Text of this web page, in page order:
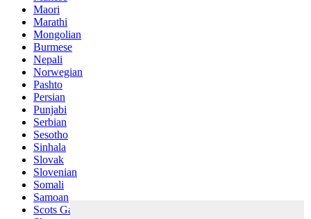
Maori
Marathi
Mongolian
Burmese
Nepali
Norwegian
Pashto
Persian
Punjabi
Serbian
Sesotho
Sinhala
Slovak
Slovenian
Somali
Samoan
Scots Gaelic